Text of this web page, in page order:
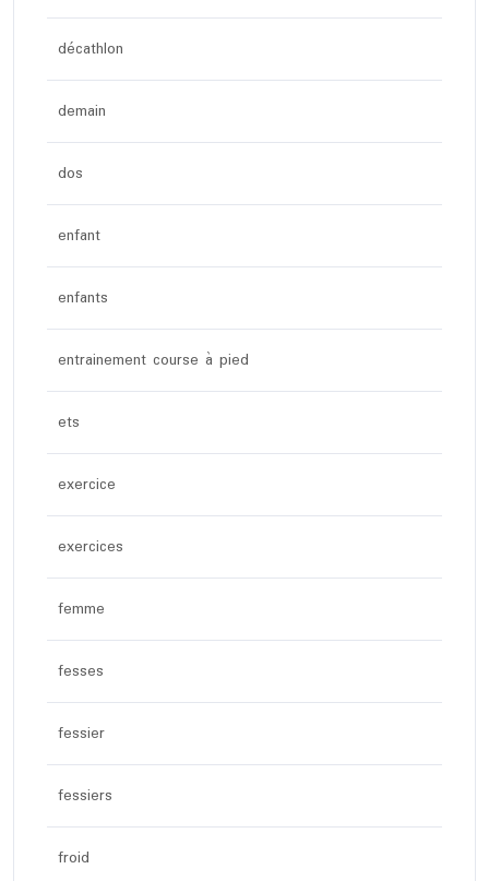
décathlon
demain
dos
enfant
enfants
entrainement course à pied
ets
exercice
exercices
femme
fesses
fessier
fessiers
froid